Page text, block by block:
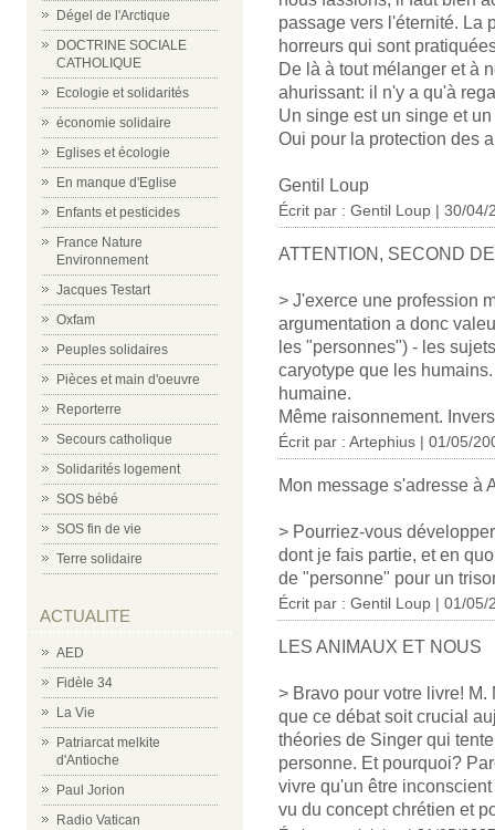
Dégel de l'Arctique
DOCTRINE SOCIALE
CATHOLIQUE
Ecologie et solidarités
économie solidaire
Eglises et écologie
En manque d'Eglise
Enfants et pesticides
France Nature
Environnement
Jacques Testart
Oxfam
Peuples solidaires
Pièces et main d'oeuvre
Reporterre
Secours catholique
Solidarités logement
SOS bébé
SOS fin de vie
Terre solidaire
ACTUALITE
AED
Fidèle 34
La Vie
Patriarcat melkite
d'Antioche
Paul Jorion
Radio Vatican
passage vers l'éternité. La
horreurs qui sont
De là à tout mélanger et à
ahurissant: il n'y a qu'à
Un singe est un singe et
Oui pour la protection des
Gentil Loup
Écrit par : Gentil Loup | 30/04/
ATTENTION, SECOND
> J'exerce une profession
argumentation a donc
les "personnes") - les
caryotype que les
humaine.
Même raisonnement.
Écrit par : Artephius | 01/05/
Mon message s'adresse à
> Pourriez-vous
dont je fais partie, et en
de "personne" pour un
Écrit par : Gentil Loup | 01/05/
LES ANIMAUX ET NOUS
> Bravo pour votre livre!
que ce débat soit crucial
théories de Singer qui
personne. Et pourquoi?
vivre qu'un être
vu du concept chrétien et